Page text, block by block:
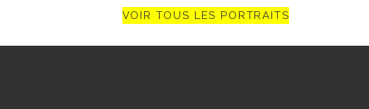
VOIR TOUS LES PORTRAITS